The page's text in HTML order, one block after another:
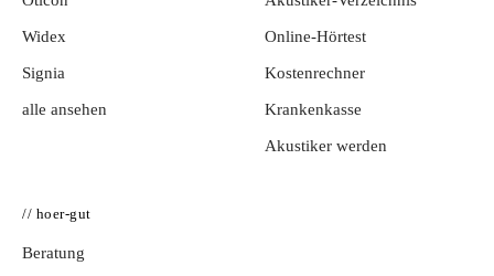
Widex
Signia
alle ansehen
Online-Hörtest
Kostenrechner
Krankenkasse
Akustiker werden
// hoer-gut
Beratung